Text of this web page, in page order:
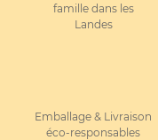
famille dans les
Landes
Emballage & Livraison
éco-responsables